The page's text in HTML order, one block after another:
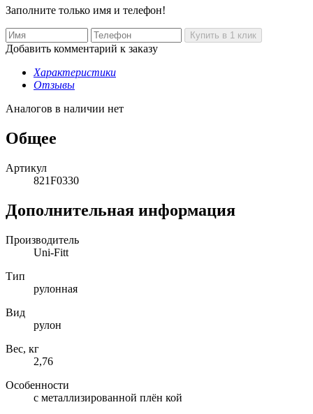
Заполните только имя и телефон!
Добавить комментарий к заказу
Характеристики
Отзывы
Аналогов в наличии нет
Общее
Артикул
821F0330
Дополнительная информация
Производитель
Uni-Fitt
Тип
рулонная
Вид
рулон
Вес, кг
2,76
Особенности
с металлизированной плён кой